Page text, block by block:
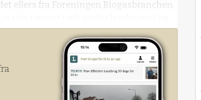
ellers fra Foreningen Biogasbranchen,
var, at en forligskreds på
besluttede at lukke den hidtidige